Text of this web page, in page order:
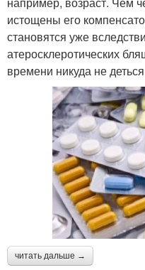
истощены его
становятся уже
атеросклеротических
времени никуда не
читать дальше →